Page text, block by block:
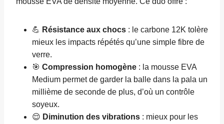
💪 Résistance aux chocs : le carbone 12K tolère
mieux les impacts répétés qu’une simple fibre de
verre.
🎯 Compression homogène : la mousse EVA
Medium permet de garder la balle dans la pala un
millième de seconde de plus, d’où un contrôle
soyeux.
😌 Diminution des vibrations : mieux pour les